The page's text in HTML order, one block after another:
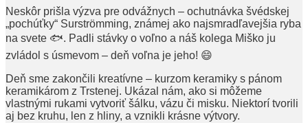
Neskôr prišla výzva pre odvážnych – ochutnávka švédskej
„pochúťky“ Surströmming, známej ako najsmradľavejšia ryba
na svete 🐟. Padli stávky o voľno a náš kolega Miško ju
zvládol s úsmevom – deň voľna je jeho! 😄
Deň sme zakončili kreatívne – kurzom keramiky s pánom
keramikárom z Trstenej. Ukázal nám, ako si môžeme
vlastnými rukami vytvoriť šálku, vázu či misku. Niektorí tvorili
aj bez kruhu, len z hliny, a vznikli krásne výtvory.